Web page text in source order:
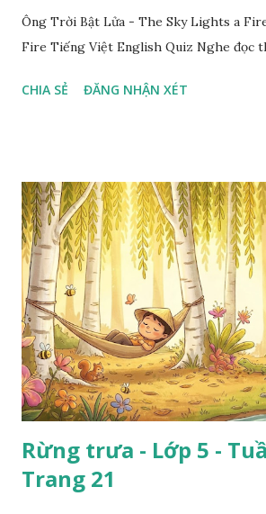
Ông Trời Bật Lửa - The Sky Lights a
Fire Tiếng Việt English Quiz Nghe đọc
CHIA SẺ ĐĂNG NHẬN XÉT
Rừng trưa - Lớp 5 -
Trang 21